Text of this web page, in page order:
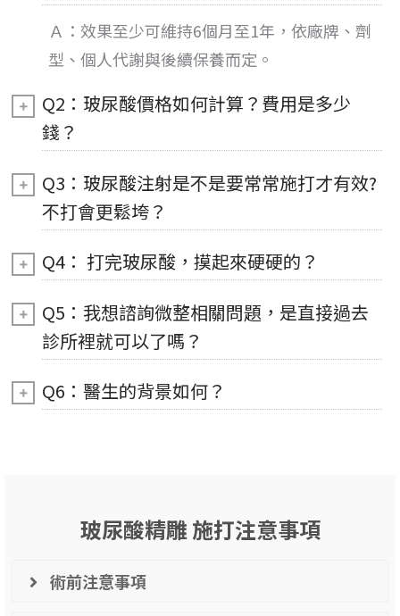
Ａ： 效果至少可維持6個月至1年，依廠牌、劑
型、個人代謝與後續保養而定。
Q2：玻尿酸價格如何計算？費用是多少
錢？
Q3：玻尿酸注射是不是要常常施打才有效?
不打會更鬆垮？
Q4： 打完玻尿酸，摸起來硬硬的？
Q5：我想諮詢微整相關問題，是直接過去
診所裡就可以了嗎？
Q6：醫生的背景如何？
玻尿酸精雕 施打注意事項
術前注意事項